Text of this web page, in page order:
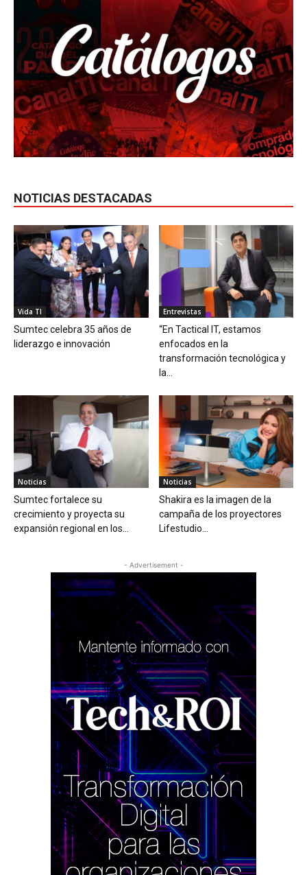
NOTICIAS DESTACADAS
Vida TI
Sumtec celebra 35 años de
liderazgo e innovación
Entrevistas
“En Tactical IT, estamos
enfocados en la
transformación tecnológica y
la...
Noticias
Sumtec fortalece su
crecimiento y proyecta su
expansión regional en los...
Noticias
Shakira es la imagen de la
campaña de los proyectores
Lifestudio...
- Advertisement -